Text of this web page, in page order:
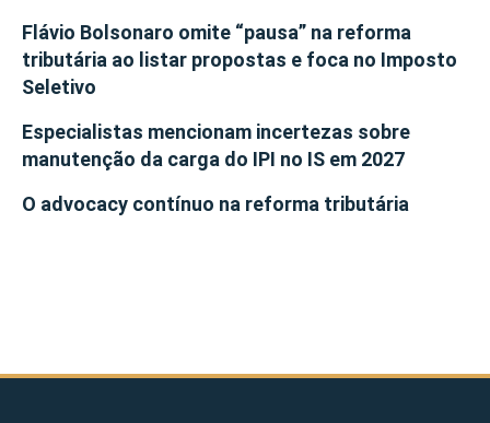
Flávio Bolsonaro omite “pausa” na reforma
tributária ao listar propostas e foca no Imposto
Seletivo
Especialistas mencionam incertezas sobre
manutenção da carga do IPI no IS em 2027
O advocacy contínuo na reforma tributária